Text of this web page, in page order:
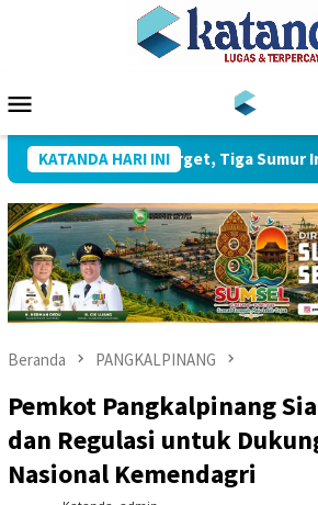
Mobile
KATANDA HARI INI
Pecahkan Target, Tiga Sumur Infill
Beranda PANGKALPINANG
Pemkot Pangkalpinang
dan Regulasi untuk
Nasional Kemendagri